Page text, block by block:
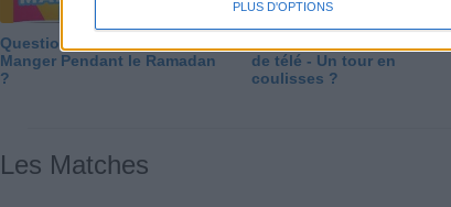
PLUS D'OPTIONS
Question/Réponse : Que
Manger Pendant le Ramadan
?
de télé - Un tour en
coulisses ?
Les Matches